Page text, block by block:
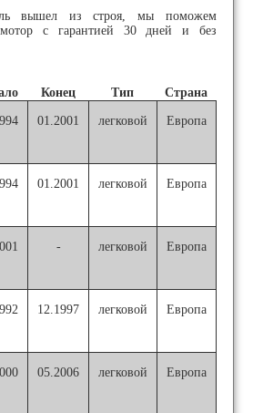
вышел из строя, мы поможем
с гарантией 30 дней и без
Конец Тип Страна
01.2001 легковой Европа
01.2001 легковой Европа
- легковой Европа
12.1997 легковой Европа
05.2006 легковой Европа